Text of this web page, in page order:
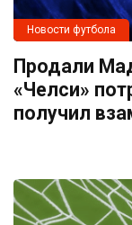
Новости футбола
Продали
«Челси»
получил